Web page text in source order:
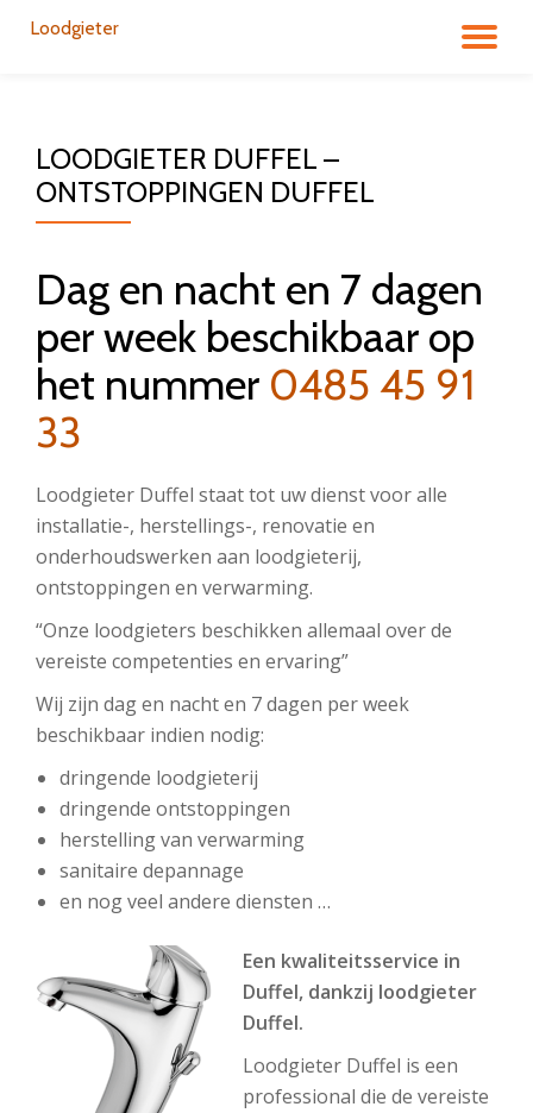
Loodgieter
LOODGIETER DUFFEL –
ONTSTOPPINGEN DUFFEL
Dag en nacht en 7 dagen
per week beschikbaar op
het nummer 0485 45 91
33
Loodgieter Duffel staat tot uw dienst voor alle
installatie-, herstellings-, renovatie en
onderhoudswerken aan loodgieterij,
ontstoppingen en verwarming.
“Onze loodgieters beschikken allemaal over de
vereiste competenties en ervaring”
Wij zijn dag en nacht en 7 dagen per week
beschikbaar indien nodig:
dringende loodgieterij
dringende ontstoppingen
herstelling van verwarming
sanitaire depannage
en nog veel andere diensten …
Een kwaliteitsservice in
Duffel, dankzij loodgieter
Duffel.
Loodgieter Duffel is een
professional die de vereiste